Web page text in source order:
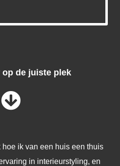
de juiste plek
hoe ik van een huis een thuis
in interieurstyling, en